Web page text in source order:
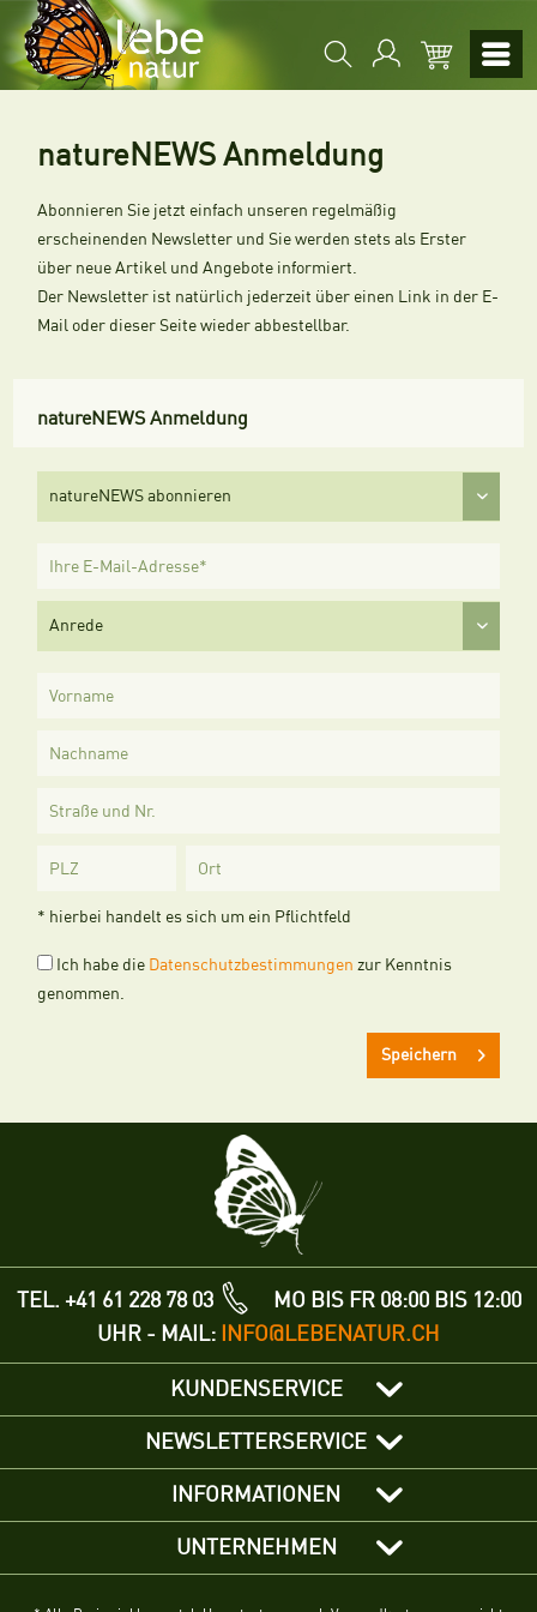
natureNEWS Anmeldung
Abonnieren Sie jetzt einfach unseren regelmäßig
erscheinenden Newsletter und Sie werden stets als Erster
über neue Artikel und Angebote informiert.
Der Newsletter ist natürlich jederzeit über einen Link in der E-
Mail oder dieser Seite wieder abbestellbar.
natureNEWS Anmeldung
* hierbei handelt es sich um ein Pflichtfeld
Ich habe die Datenschutzbestimmungen zur Kenntnis
genommen.
Speichern
TEL. +41 61 228 78 03
MO BIS FR 08:00 BIS 12:00
UHR - MAIL: INFO@LEBENATUR.CH
KUNDENSERVICE
NEWSLETTERSERVICE
INFORMATIONEN
UNTERNEHMEN